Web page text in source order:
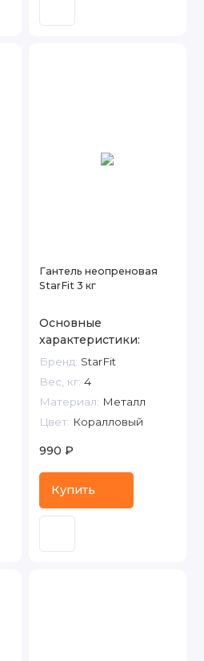
Гантель неопреновая
StarFit 3 кг
Основные
характеристики:
Бренд: StarFit
Вес, кг: 4
Материал: Металл
Цвет: Коралловый
990 ₽
Купить